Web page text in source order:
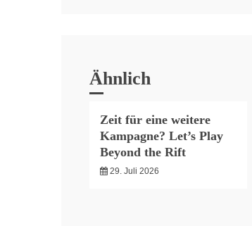
Ähnlich
Zeit für eine weitere
Kampagne? Let’s Play
Beyond the Rift
29. Juli 2026